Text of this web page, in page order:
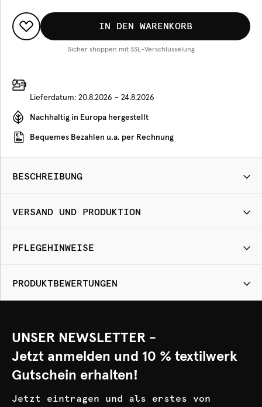
IN DEN WARENKORB
Sicher shoppen mit SSL-Verschlüsselung
Lieferdatum: 20.8.2026 - 24.8.2026
Nachhaltig in Europa hergestellt
Bequemes Bezahlen u.a. per Rechnung
BESCHREIBUNG
VERSAND UND PRODUKTION
PFLEGEHINWEISE
PRODUKTBEWERTUNGEN
UNSER NEWSLETTER -
Jetzt anmelden und 10 % textilwerk
Gutschein erhalten!
Jetzt eintragen und als erstes von